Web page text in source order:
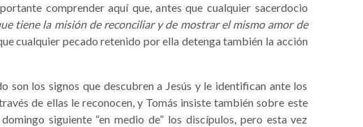
comprender aquí que, antes que cualquier sacerdocio
tiene la misión de reconciliar y de mostrar el mismo amor de
cualquier pecado retenido por ella detenga también la acción
los signos que descubren a Jesús y le identifican ante los
de ellas le reconocen, y Tomás insiste también sobre este
siguiente “en medio de” los discípulos, pero esta vez